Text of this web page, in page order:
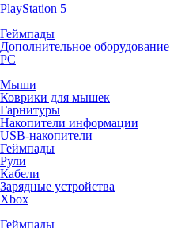
PlayStation 5
Геймпады
Дополнительное оборудование
PC
Мыши
Коврики для мышек
Гарнитуры
Накопители информации
USB-накопители
Геймпады
Рули
Кабели
Зарядные устройства
Xbox
Геймпады